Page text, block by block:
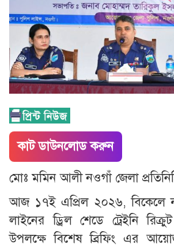
কাট ডাউনলোড করুন
মোঃ মমিন আলী নওগাঁ জেলা
আজ ১৭ই এপ্রিল ২০২৬, বিকেলে
লাইনের ড্রিল শেডে ট্রেইনি
উপলক্ষে বিশেষ ব্রিফিং এর